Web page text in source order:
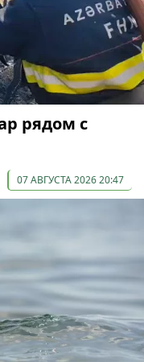
рядом с
07 АВГУСТА 2026 20:47